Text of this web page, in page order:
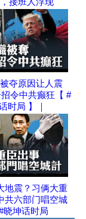
夺原因让人震
令中共癫狂【 #
时局 】｜
地震？习俩大重
共六部门唱空城
晓坤话时局